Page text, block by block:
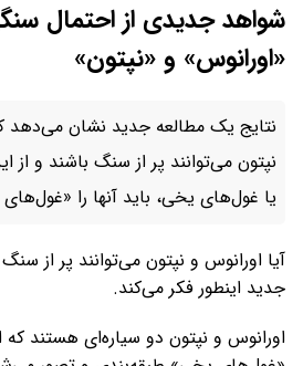
شواهد جدیدی از احتمال
«اورانوس» و «نپتون»
نتایج یک مطالعه جدید نشان می‌دهد
نپتون می‌توانند پر از سنگ باشند و
یا غول‌های یخی، باید آنها را
آیا اورانوس و نپتون می‌توانند پر از
جدید اینطور فکر می‌کند.
اورانوس و نپتون دو سیاره‌ای هستند که